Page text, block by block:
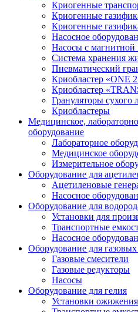
Криогенные
Криогенные
Криогенные
Насосное
Насосы с магнитной
Система хранения
Пневматический
Криобластер «ONE
Криобластер
Грануляторы сухого
Криобластеры
Медицинское,
оборудование
Лабораторное
Медицинское
Измерительное
Оборудование для
Ацетиленовые
Насосное
Оборудование для
Установки для
Транспортные
Насосное
Оборудование для газовых
Газовые смесители
Газовые редукторы
Насосы
Оборудование для гелия
Установки